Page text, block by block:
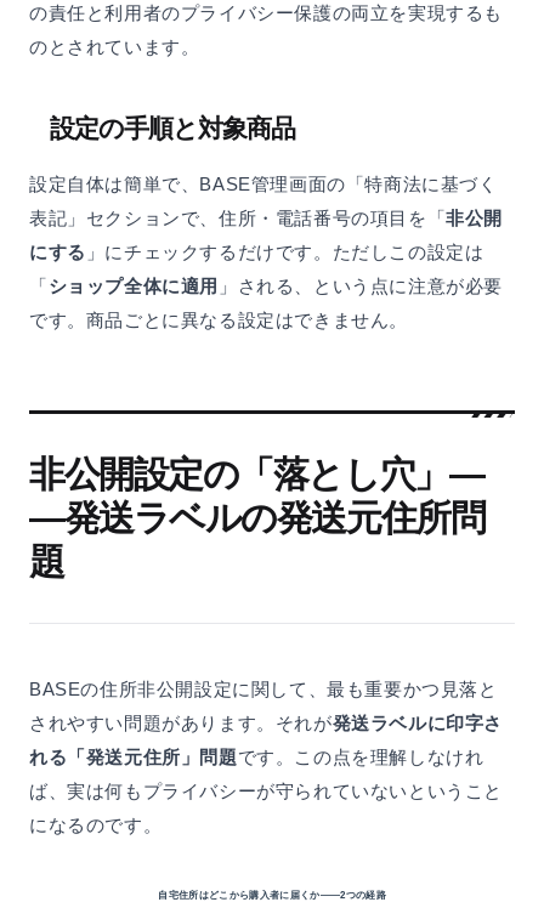
の責任と利用者のプライバシー保護の両立を実現するも
のとされています。
設定の手順と対象商品
設定自体は簡単で、BASE管理画面の「特商法に基づく
表記」セクションで、住所・電話番号の項目を「非公開
にする 」にチェックするだけです。ただしこの設定は
「ショップ全体に適用 」される、という点に注意が必要
です。商品ごとに異なる設定はできません。
非公開設定の「落とし穴」―
―発送ラベルの発送元住所問
題
BASEの住所非公開設定に関して、最も重要かつ見落と
されやすい問題があります。それが発送ラベルに印字さ
れる「発送元住所」問題です。この点を理解しなけれ
ば、実は何もプライバシーが守られていないということ
になるのです。
自宅住所はどこから購入者に届くか——2つの経路